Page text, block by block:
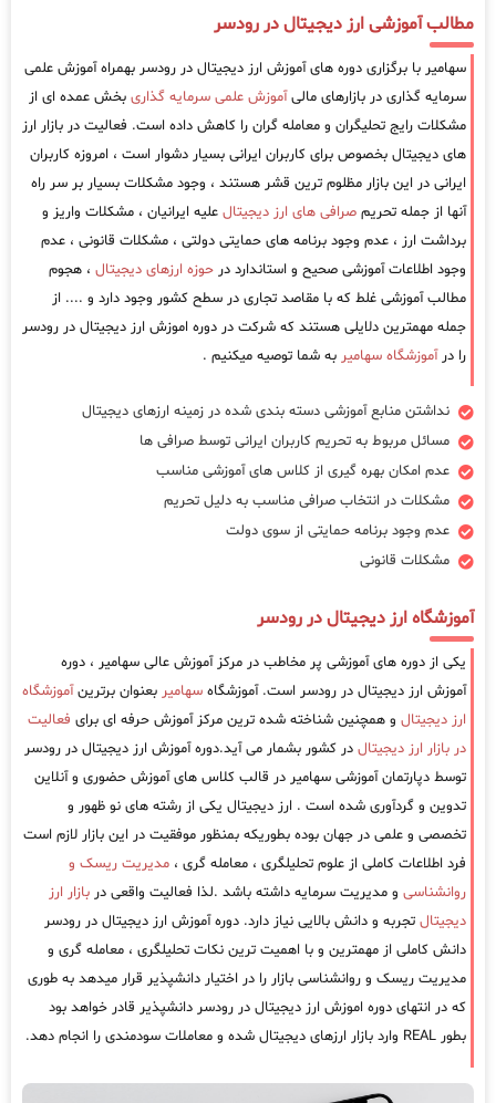
مطالب آموزشی ارز دیجیتال در رودسر
سهامیر با برگزاری دوره های آموزش ارز دیجیتال در رودسر بهمراه آموزش علمی
سرمایه گذاری در بازارهای مالیآموزش علمی سرمایه گذاری بخش عمده ای از
مشکلات رایج تحلیگران و معامله گران را کاهش داده است. فعالیت در بازار ارز
های دیجیتال بخصوص برای کاربران ایرانی بسیار دشوار است ، امروزه کاربران
ایرانی در این بازار مظلوم ترین قشر هستند ، وجود مشکلات بسیار بر سر راه
آنها از جمله تحریم صرافی های ارز دیجیتال علیه ایرانیان ، مشکلات واریز و
برداشت ارز ، عدم وجود برنامه های حمایتی دولتی ، مشکلات قانونی ، عدم
وجود اطلاعات آموزشی صحیح و استاندارد در حوزه ارزهای دیجیتال ، هجوم
مطالب آموزشی غلط که با مقاصد تجاری در سطح کشور وجود دارد و .... از
جمله مهمترین دلایلی هستند که شرکت در دوره اموزش ارز دیجیتال در رودسر
را درآموزشگاه سهامیر به شما توصیه میکنیم .
نداشتن منابع آموزشی دسته بندی شده در زمینه ارزهای دیجیتال
مسائل مربوط به تحریم کاربران ایرانی توسط صرافی ها
عدم امکان بهره گیری از کلاس های آموزشی مناسب
مشکلات در انتخاب صرافی مناسب به دلیل تحریم
عدم وجود برنامه حمایتی از سوی دولت
مشکلات قانونی
آموزشگاه ارز دیجیتال در رودسر
یکی از دوره های آموزشی پر مخاطب در مرکز آموزش عالی سهامیر ، دوره
آموزش ارز دیجیتال در رودسر است. آموزشگاه سهامیر بعنوان برترینآموزشگاه
ارز دیجیتال و همچنین شناخته شده ترین مرکز آموزش حرفه ای برای فعالیت
در بازار ارز دیجیتال در کشور بشمار می آید.دوره آموزش ارز دیجیتال در رودسر
توسط دپارتمان آموزشی سهامیر در قالب کلاس های آموزش حضوری و آنلاین
تدوین و گردآوری شده است . ارز دیجیتال یکی از رشته های نو ظهور و
تخصصی و علمی در جهان بوده بطوریکه بمنظور موفقیت در این بازار لازم است
فرد اطلاعات کاملی از علوم تحلیلگری ، معامله گری ، مدیریت ریسک و
روانشناسی و مدیریت سرمایه داشته باشد .لذا فعالیت واقعی در بازار ارز
دیجیتال تجربه و دانش بالایی نیاز دارد. دوره آموزش ارز دیجیتال در رودسر
دانش کاملی از مهمترین و با اهمیت ترین نکات تحلیلگری ، معامله گری و
مدیریت ریسک و روانشناسی بازار را در اختیار دانشپذیر قرار میدهد به طوری
که در انتهای دوره اموزش ارز دیجیتال در رودسر دانشپذیر قادر خواهد بود
بطور REAL وارد بازار ارزهای دیجیتال شده و معاملات سودمندی را انجام دهد.